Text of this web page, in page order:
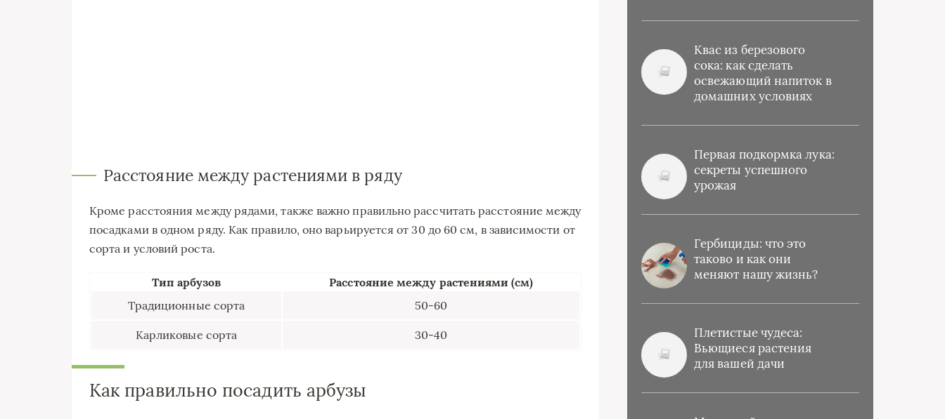
Расстояние между растениями в ряду
Кроме расстояния между рядами, также важно правильно рассчитать расстояние между
посадками в одном ряду. Как правило, оно варьируется от 30 до 60 см, в зависимости от
сорта и условий роста.
Тип арбузов
Расстояние между растениями (см)
Традиционные сорта
50-60
Карликовые сорта 30-40
Как правильно посадить арбузы
Квас из березового
сока: как сделать
освежающий напиток в
домашних условиях
Первая подкормка лука:
секреты успешного
урожая
Гербициды: что это
таково и как они
меняют нашу жизнь?
Плетистые чудеса:
Вьющиеся растения
для вашей дачи